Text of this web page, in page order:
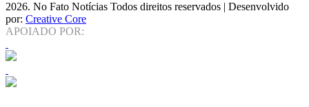
2026. No Fato Notícias Todos direitos reservados | Desenvolvido
por: Creative Core
APOIADO POR: